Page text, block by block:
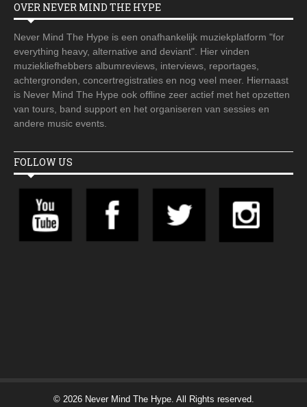
OVER NEVER MIND THE HYPE
Never Mind The Hype is een onafhankelijk muziekplatform "for
everything heavy, alternative and deviant". Hier vinden
muziekliefhebbers albumreviews, interviews, reportages,
achtergronden, concertregistraties en nog veel meer. Hiernaast
is Never Mind The Hype ook offline zeer actief met het opzetten
van tours, band support en het organiseren van sessies en
andere music events.
FOLLOW US
© 2026 Never Mind The Hype. All Rights reserved.